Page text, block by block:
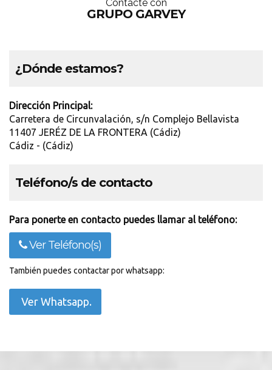
Contácte con
GRUPO GARVEY
¿Dónde estamos?
Dirección Principal:
Carretera de Circunvalación, s/n Complejo Bellavista
11407 JERÉZ DE LA FRONTERA (Cádiz)
Cádiz - (Cádiz)
Teléfono/s de contacto
Para ponerte en contacto puedes llamar al teléfono:
Ver Teléfono(s)
También puedes contactar por whatsapp:
Ver Whatsapp.